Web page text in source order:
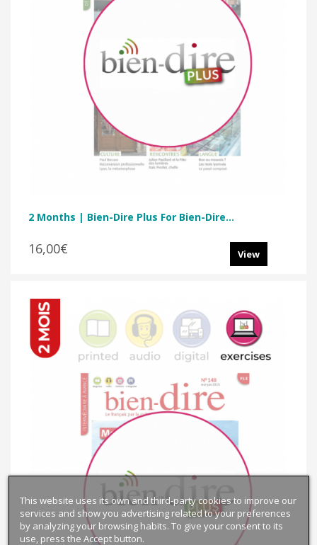
2 Months | Bien-Dire Plus For Bien-Dire...
16,00€ View
This website uses its own and third-party cookies to improve our
services and show you advertising related to your preferences
by analyzing your browsing habits. To give your consent to its
use, press the Accept button.